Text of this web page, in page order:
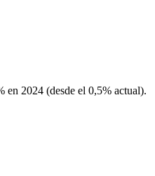
en 2024 (desde el 0,5% actual).